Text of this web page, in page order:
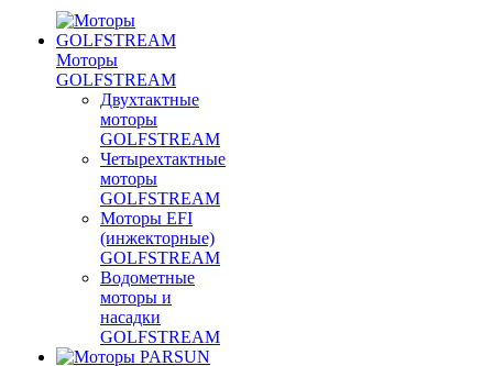
Моторы
GOLFSTREAM
Двухтактные
моторы
GOLFSTREAM
Четырехтактные
моторы
GOLFSTREAM
Моторы EFI
(инжекторные)
GOLFSTREAM
Водометные
моторы и
насадки
GOLFSTREAM